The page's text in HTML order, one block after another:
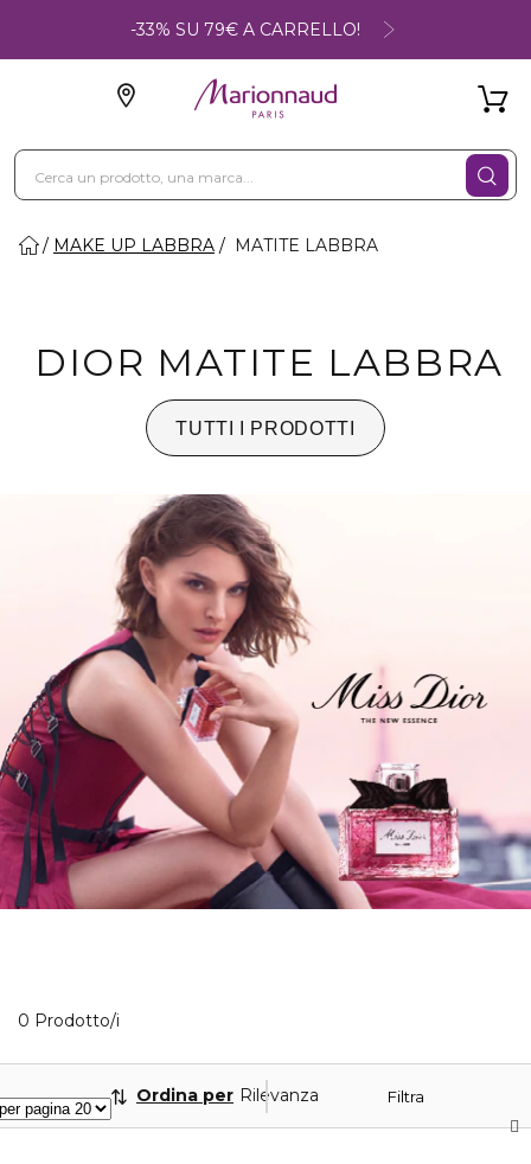
-33% SU 79€ A CARRELLO!
MAKE UP LABBRA MATITE LABBRA
DIOR MATITE LABBRA
TUTTI I PRODOTTI
0 Prodotto/i
Filtra
Ordina per Rilevanza